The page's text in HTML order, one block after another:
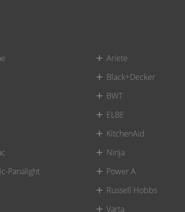
Ariete
Black+Decker
BWT
ELBE
KitchenAid
Ninja
Panalight
Power A
Russell Hobbs
Varta